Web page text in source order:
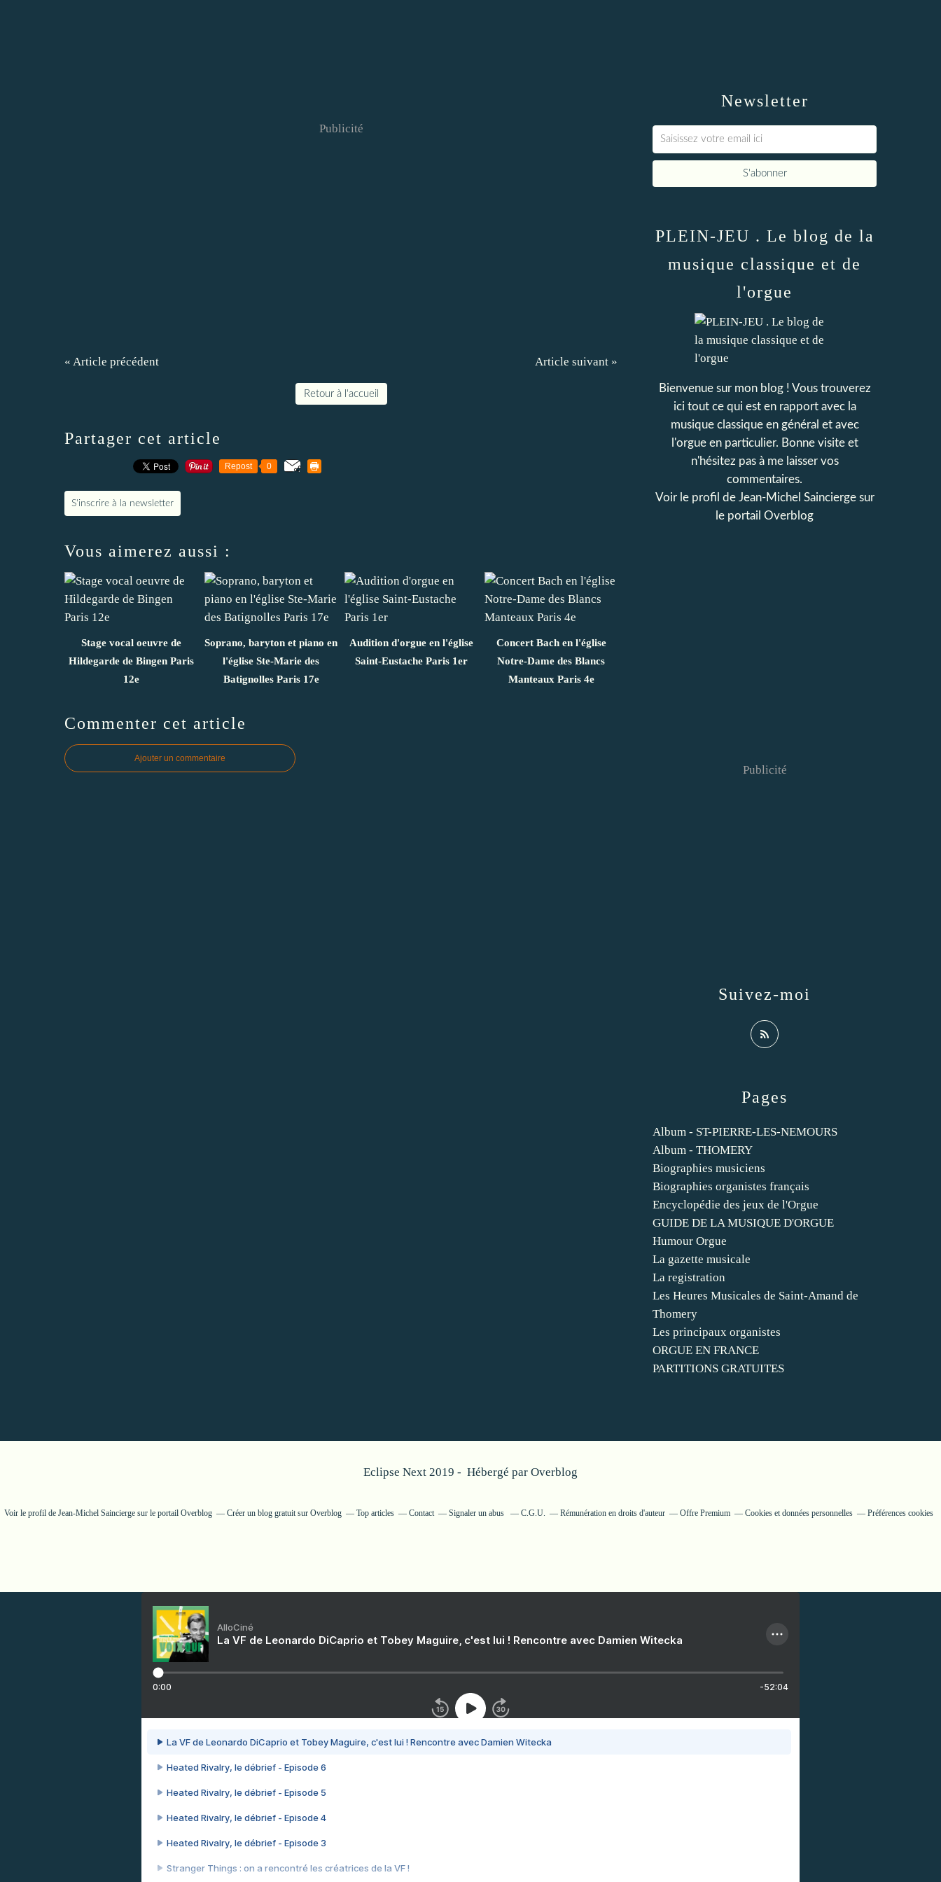
Publicité
« Article précédent Article suivant »
Retour à l'accueil
Partager cet article
Repost 0
S'inscrire à la newsletter
Vous aimerez aussi :
Stage vocal oeuvre de
Hildegarde de Bingen Paris
12e
Soprano, baryton et piano en
l'église Ste-Marie des
Batignolles Paris 17e
Audition d'orgue en l'église
Saint-Eustache Paris 1er
Concert Bach en l'église
Notre-Dame des Blancs
Manteaux Paris 4e
Commenter cet article
Ajouter un commentaire
Newsletter
Pages
Album - ST-PIERRE-LES-NEMOURS
Album - THOMERY
Biographies musiciens
Biographies organistes français
Encyclopédie des jeux de l'Orgue
GUIDE DE LA MUSIQUE D'ORGUE
Humour Orgue
La gazette musicale
La registration
Les Heures Musicales de Saint-Amand de
Thomery
Les principaux organistes
ORGUE EN FRANCE
PARTITIONS GRATUITES
PLEIN-JEU . Le blog de la
musique classique et de
l'orgue
Bienvenue sur mon blog ! Vous trouverez
ici tout ce qui est en rapport avec la
musique classique en général et avec
l'orgue en particulier. Bonne visite et
n'hésitez pas à me laisser vos
commentaires.
Voir le profil de Jean-Michel Sainciergesur
le portail Overblog
Suivez-moi
Publicité
Eclipse Next 2019 - Hébergé par Overblog
Voir le profil de Jean-Michel Sainciergesur le portail Overblog Créer un blog gratuit sur Overblog Top articles Contact Signaler un abus C.G.U. Rémunération en droits d'auteur Offre Premium Cookies et données personnelles Préférences cookies
AlloCiné
La VF de Leonardo DiCaprio et Tobey Maguire, c'est lui ! Rencontre avec Damien Witecka
0:00 -52:04
La VF de Leonardo DiCaprio et Tobey Maguire, c'est lui ! Rencontre avec Damien Witecka
Heated Rivalry, le débrief - Episode 6
Heated Rivalry, le débrief - Episode 5
Heated Rivalry, le débrief - Episode 4
Heated Rivalry, le débrief - Episode 3
Stranger Things : on a rencontré les créatrices de la VF !